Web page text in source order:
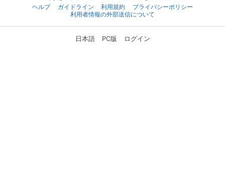
ヘルプ
ガイドライン 利用規約
プライバシーポリシー
利用者情報の外部送信について
日本語 PC版 ログイン